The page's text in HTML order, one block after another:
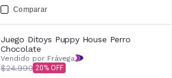
Comparar
Juego Ditoys Puppy House Perro
Chocolate
Vendido por Frávega
$24.999 20